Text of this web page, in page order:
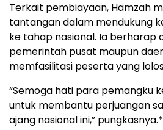
Terkait pembiayaan, Hamzah
tantangan dalam mendukung
ke tahap nasional. Ia berharap
pemerintah pusat maupun
memfasilitasi peserta yang
“Semoga hati para pemangku
untuk membantu perjuangan
ajang nasional ini,”